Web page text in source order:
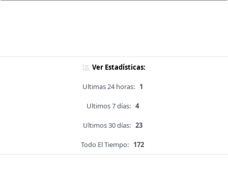
Ver Estadísticas:
Ultimas 24 horas: 1
Ultimos 7 días: 4
Ultimos 30 días: 23
Todo El Tiempo: 172